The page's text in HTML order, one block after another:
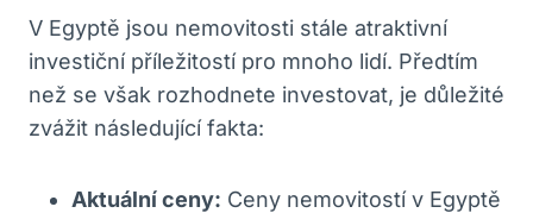
V Egyptě jsou​ nemovitosti stále atraktivní
investiční příležitostí pro mnoho lidí.‌ Předtím
než se‍ však ‌rozhodnete investovat, je důležité
zvážit následující ​fakta:
Aktuální ceny: Ceny ⁢nemovitostí v ⁢Egyptě